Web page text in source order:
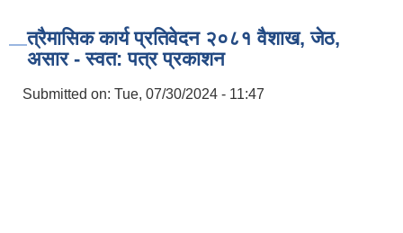
त्रैमासिक कार्य प्रतिवेदन २०८१ वैशाख, जेठ,
असार - स्वत: पत्र प्रकाशन
Submitted on: Tue, 07/30/2024 - 11:47